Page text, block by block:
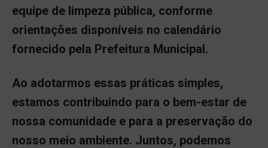
equipe de limpeza pública, conforme
orientações disponíveis no calendário
fornecido pela Prefeitura Municipal.
Ao adotarmos essas práticas simples,
estamos contribuindo para o bem-estar de
nossa comunidade e para a preservação do
nosso meio ambiente. Juntos, podemos